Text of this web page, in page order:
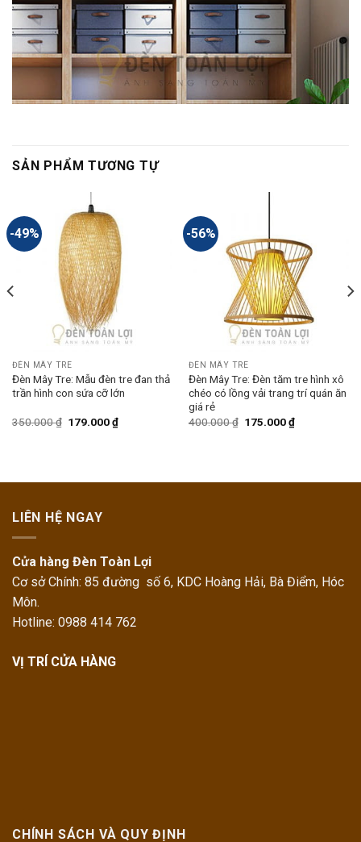
SẢN PHẨM TƯƠNG TỰ
-49%
ĐÈN MÂY TRE
Đèn Mây Tre: Mẫu đèn tre đan thả
trần hình con sứa cỡ lớn
350.000₫ 179.000₫
-56%
ĐÈN MÂY TRE
Đèn Mây Tre: Đèn tăm tre hình xô
chéo có lồng vải trang trí quán ăn
giá rẻ
400.000₫ 175.000₫
LIÊN HỆ NGAY
Cửa hàng Đèn Toàn Lợi
Cơ sở Chính: 85 đường số 6, KDC Hoàng Hải, Bà Điểm, Hóc
Môn.
Hotline: 0988 414 762
VỊ TRÍ CỬA HÀNG
CHÍNH SÁCH VÀ QUY ĐỊNH